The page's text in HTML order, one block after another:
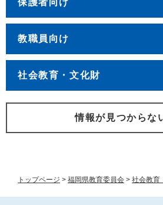
トップページ > 福岡県教育委員会 > 社会教育
保護者向け
教職員向け
社会教育・文化財
情報が見つからな